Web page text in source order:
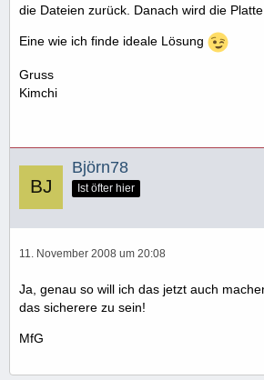
die Dateien zurück. Danach wird die
Eine wie ich finde ideale Lösung
Gruss
Kimchi
Björn78
Ist öfter hier
11. November 2008 um 20:08
Ja, genau so will ich das jetzt auch
das sicherere zu sein!
MfG